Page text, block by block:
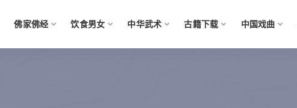
佛家佛经 饮食男女 中华武术 古籍下载 中国戏曲